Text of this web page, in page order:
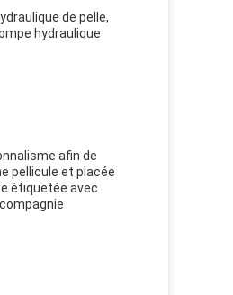
de pelle,
hydraulique
afin de
pellicule et placée
étiquetée avec